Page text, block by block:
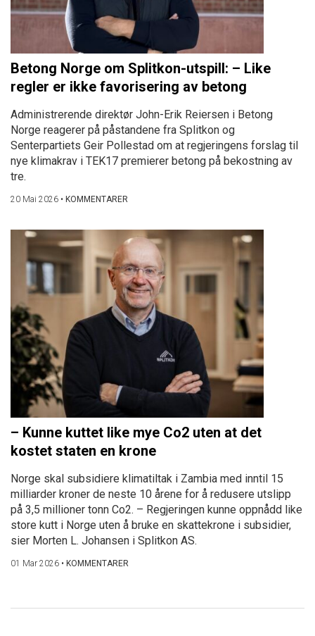
Betong Norge om Splitkon-utspill: – Like
regler er ikke favorisering av betong
Administrerende direktør John-Erik Reiersen i Betong
Norge reagerer på påstandene fra Splitkon og
Senterpartiets Geir Pollestad om at regjeringens forslag til
nye klimakrav i TEK17 premierer betong på bekostning av
tre.
20 Mai 2026 • KOMMENTARER
– Kunne kuttet like mye Co2 uten at det
kostet staten en krone
Norge skal subsidiere klimatiltak i Zambia med inntil 15
milliarder kroner de neste 10 årene for å redusere utslipp
på 3,5 millioner tonn Co2. – Regjeringen kunne oppnådd like
store kutt i Norge uten å bruke en skattekrone i subsidier,
sier Morten L. Johansen i Splitkon AS.
01 Mar 2026 • KOMMENTARER